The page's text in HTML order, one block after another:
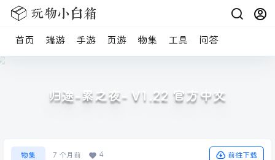
首页 端游 手游 页游 物集 工具 问答
归途-累之夜- V1.22 官方中文
物集 7 个月前 4 前往下载